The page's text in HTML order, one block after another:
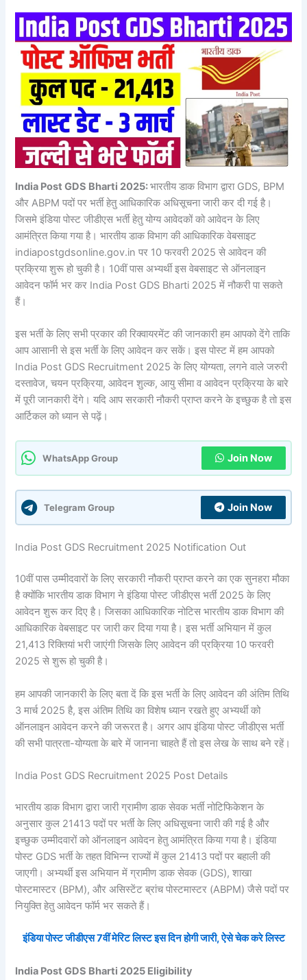
India Post GDS Bharti 2025:भारतीय डाक विभाग द्वारा GDS, BPM
और ABPM पदों पर भर्ती हेतु आधिकारिक अधिसूचना जारी कर दी गई है।
जिसमे इंडिया पोस्ट जीडीएस भर्ती हेतु योग्य आवेदकों को आवेदन के लिए
आमंत्रित किया गया है। भारतीय डाक विभाग की आधिकारिक वेबसाइट
indiapostgdsonline.gov.in पर 10 फरवरी 2025 से आवेदन की
प्रक्रिया शुरू हो चुकी है। 10वीं पास अभ्यर्थी इस वेबसाइट से ऑनलाइन
आवेदन फॉर्म भर कर India Post GDS Bharti 2025 में नौकरी पा सकते
हैं।
इस भर्ती के लिए सभी प्रकार की रिक्वायरमेंट की जानकारी हम आपको देंगे ताकि
आप आसानी से इस भर्ती के लिए आवेदन कर सकें। इस पोस्ट में हम आपको
India Post GDS Recruitment 2025 के लिए योग्यता, लगने वाले जरुरी
दस्तावेज, चयन प्रक्रिया, आवेदन शुल्क, आयु सीमा व आवेदन प्रक्रिया के बारे
में पूरी जानकारी देंगे। यदि आप सरकारी नौकरी प्राप्त करने के इच्छुक है तो इस
आर्टिकल को ध्यान से पढ़ें।
WhatsApp Group Join Now
Telegram Group Join Now
India Post GDS Recruitment 2025 Notification Out
10वीं पास उम्मीदवारों के लिए सरकारी नौकरी प्राप्त करने का एक सुनहरा मौका
है क्योंकि भारतीय डाक विभाग ने इंडिया पोस्ट जीडीएस भर्ती 2025 के लिए
आवेदन शुरू कर दिए है। जिसका आधिकारिक नोटिस भारतीय डाक विभाग की
आधिकारिक वेबसाइट पर जारी कर दिया गया है। इस भर्ती अभियान में कुल
21,413 रिक्तियां भरी जाएंगी जिसके लिए आवेदन की प्रक्रिया 10 फरवरी
2025 से शुरू हो चुकी है।
हम आपकी जानकारी के लिए बता दें कि इस भर्ती के लिए आवेदन की अंतिम तिथि
3 मार्च 2025 है, इस अंतिम तिथि का विशेष ध्यान रखते हुए अभ्यर्थी को
ऑनलाइन आवेदन करने की जरूरत है। अगर आप इंडिया पोस्ट जीडीएस भर्ती
की सभी पात्रता-योग्यता के बारे में जानना चाहते हैं तो इस लेख के साथ बने रहें।
India Post GDS Recruitment 2025 Post Details
भारतीय डाक विभाग द्वारा जारी ग्रामीण डाक सेवक भर्ती नोटिफिकेशन के
अनुसार कुल 21413 पदों पर भर्ती के लिए अधिसूचना जारी की गई है और
इच्छुक उम्मीदवारों को ऑनलाइन आवेदन हेतु आमंत्रित किया गया है। इंडिया
पोस्ट GDS भर्ती के तहत विभिन्न राज्यों में कुल 21413 पदों पर बहाली की
जाएगी। अभ्यर्थी इस अभियान में ग्रामीण डाक सेवक (GDS), शाखा
पोस्टमास्टर (BPM), और असिस्टेंट ब्रांच पोस्टमास्टर (ABPM) जैसे पदों पर
नियुक्ति हेतु आवेदन फॉर्म भर सकते हैं।
इंडिया पोस्ट जीडीएस 7वीं मेरिट लिस्ट इस दिन होगी जारी, ऐसे चेक करे लिस्ट
India Post GDS Bharti 2025 Eligibility